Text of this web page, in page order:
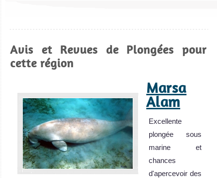
Avis et Revues de Plongées pour
cette région
Marsa
Alam
Excellente
plongée sous
marine et
chances
d'apercevoir des